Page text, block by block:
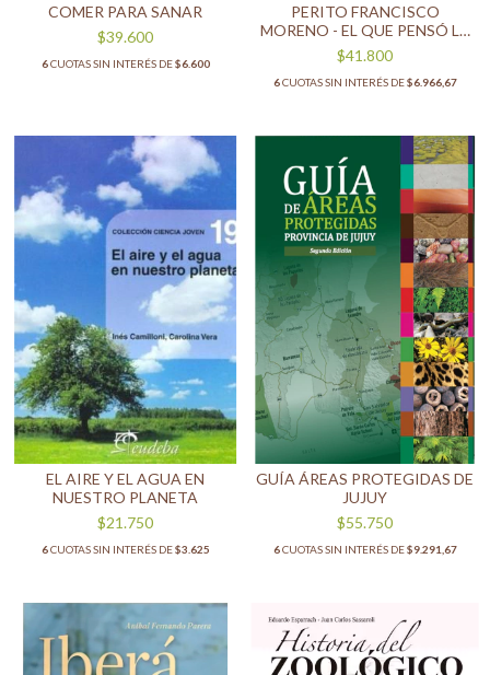
COMER PARA SANAR
$39.600
6CUOTAS SIN INTERÉS DE$6.600
PERITO FRANCISCO
MORENO - EL QUE PENSÓ LA
PATAGONIA
$41.800
6CUOTAS SIN INTERÉS DE$6.966,67
EL AIRE Y EL AGUA EN
NUESTRO PLANETA
$21.750
6CUOTAS SIN INTERÉS DE$3.625
GUÍA ÁREAS PROTEGIDAS DE
JUJUY
$55.750
6CUOTAS SIN INTERÉS DE$9.291,67